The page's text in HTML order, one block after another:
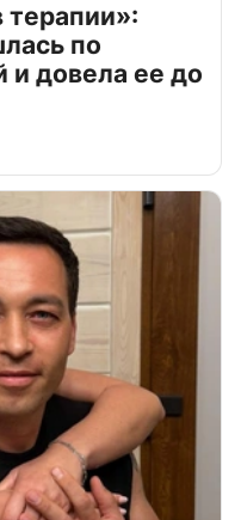
терапии»:
по
и довела ее до